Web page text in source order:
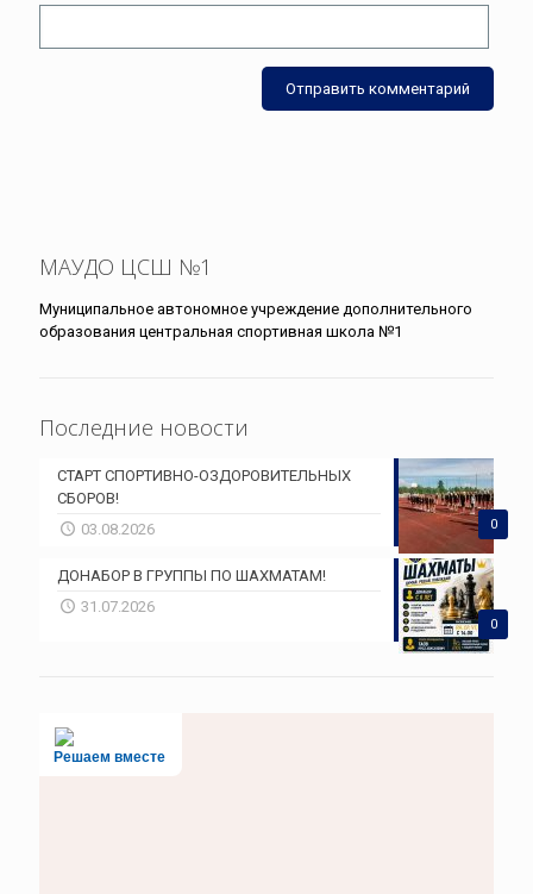
МАУДО ЦСШ №1
Муниципальное автономное учреждение дополнительного
образования центральная спортивная школа №1
Последние новости
0
СТАРТ СПОРТИВНО-ОЗДОРОВИТЕЛЬНЫХ
СБОРОВ!
03.08.2026
0
ДОНАБОР В ГРУППЫ ПО ШАХМАТАМ!
31.07.2026
Решаем вместе